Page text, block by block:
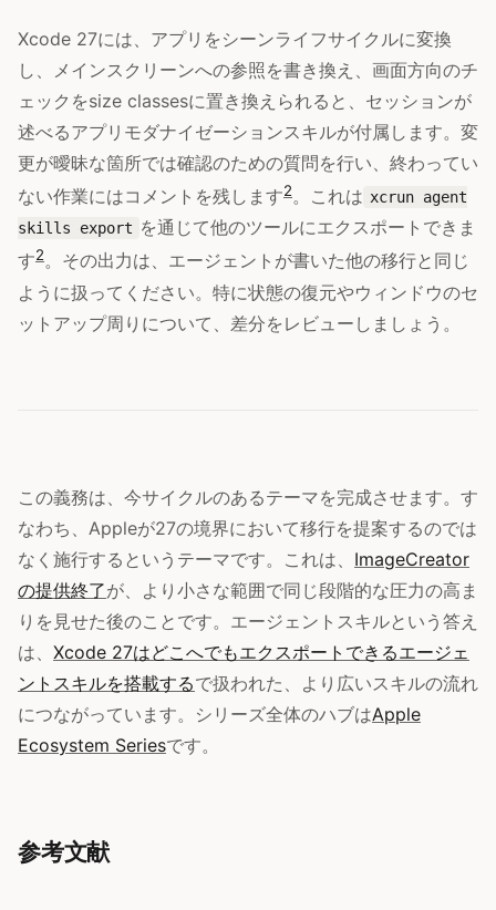
Xcode 27には、アプリをシーンライフサイクルに変換
し、メインスクリーンへの参照を書き換え、画面方向のチ
ェックをsize classesに置き換えられると、セッションが
述べるアプリモダナイゼーションスキルが付属します。変
更が曖昧な箇所では確認のための質問を行い、終わってい
ない作業にはコメントを残します2。これは xcrun agent
skills export を通じて他のツールにエクスポートできま
す2。その出力は、エージェントが書いた他の移行と同じ
ように扱ってください。特に状態の復元やウィンドウのセ
ットアップ周りについて、差分をレビューしましょう。
この義務は、今サイクルのあるテーマを完成させます。す
なわち、Appleが27の境界において移行を提案するのでは
なく施行するというテーマです。これは、 ImageCreator
の提供終了が、より小さな範囲で同じ段階的な圧力の高ま
りを見せた後のことです。エージェントスキルという答え
は、 Xcode 27はどこへでもエクスポートできるエージェ
ントスキルを搭載するで扱われた、より広いスキルの流れ
につながっています。シリーズ全体のハブはApple
Ecosystem Seriesです。
参考文献